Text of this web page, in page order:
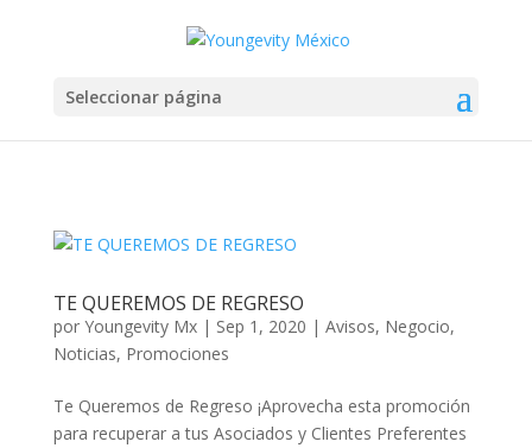
Seleccionar página
TE QUEREMOS DE REGRESO
por Youngevity Mx| Sep 1, 2020 | Avisos, Negocio,
Noticias, Promociones
Te Queremos de Regreso ¡Aprovecha esta promoción
para recuperar a tus Asociados y Clientes Preferentes